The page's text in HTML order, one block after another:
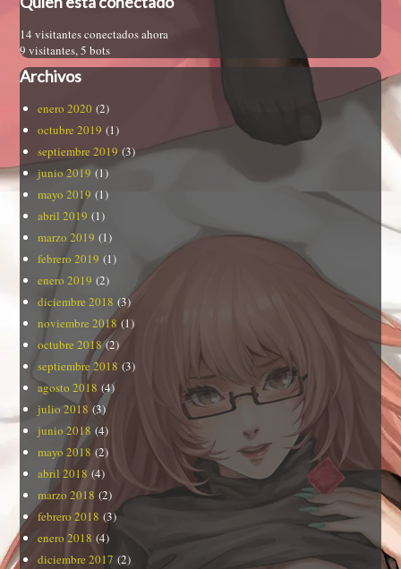
14 visitantes conectados ahora
9 visitantes,5 bots
Archivos
enero 2020 (2)
octubre 2019 (1)
septiembre 2019 (3)
junio 2019 (1)
mayo 2019 (1)
abril 2019 (1)
marzo 2019 (1)
febrero 2019 (1)
enero 2019 (2)
diciembre 2018 (3)
noviembre 2018 (1)
octubre 2018(2)
septiembre 2018 (3)
agosto 2018 (4)
julio 2018 (3)
junio 2018 (4)
mayo 2018 (2)
abril 2018 (4)
marzo 2018 (2)
febrero 2018 (3)
enero 2018 (4)
diciembre 2017 (2)